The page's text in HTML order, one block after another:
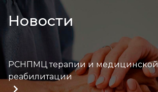
Новости
РСНПМЦ терапии и медицинской
реабилитации